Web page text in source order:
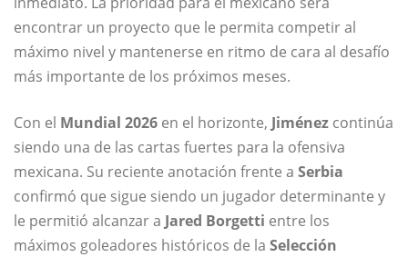
encontrar un proyecto que le permita competir al
máximo nivel y mantenerse en ritmo de cara al desafío
más importante de los próximos meses.
Con el Mundial 2026 en el horizonte, Jiménez continúa
siendo una de las cartas fuertes para la ofensiva
mexicana. Su reciente anotación frente a Serbia
confirmó que sigue siendo un jugador determinante y
le permitió alcanzar a Jared Borgetti entre los
máximos goleadores históricos de la Selección